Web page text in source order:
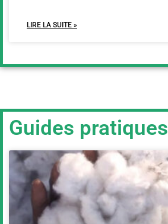
LIRE LA SUITE »
Guides pratiques